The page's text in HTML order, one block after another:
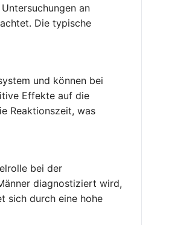
an
Die typische
und können bei
Effekte auf die
Reaktionszeit, was
bei der
diagnostiziert wird,
sich durch eine hohe